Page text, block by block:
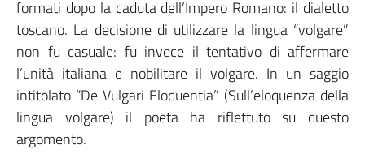
formati dopo la caduta dell’Impero Romano: il dialetto
toscano. La decisione di utilizzare la lingua “volgare”
non fu casuale: fu invece il tentativo di affermare
l’unità italiana e nobilitare il volgare. In un saggio
intitolato “De Vulgari Eloquentia” (Sull’eloquenza della
lingua volgare) il poeta ha riflettuto su questo
argomento.